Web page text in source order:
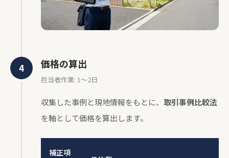
価格の算出
担当者作業: 1〜2日
収集した事例と現地情報をもとに、 取引事例比較法
を軸として価格を算出します。
補正項